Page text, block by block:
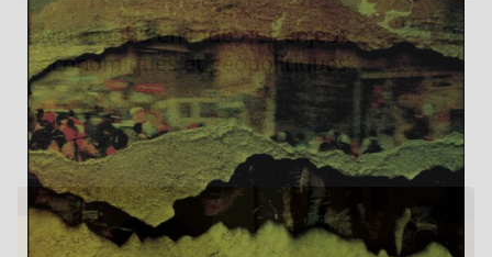
Netanyahu en Inde : les enjeux
économiques et géopolitiques
17 janvier 2018 0